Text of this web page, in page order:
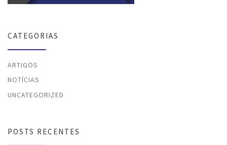
CATEGORIAS
ARTIGOS
NOTÍCIAS
UNCATEGORIZED
POSTS RECENTES